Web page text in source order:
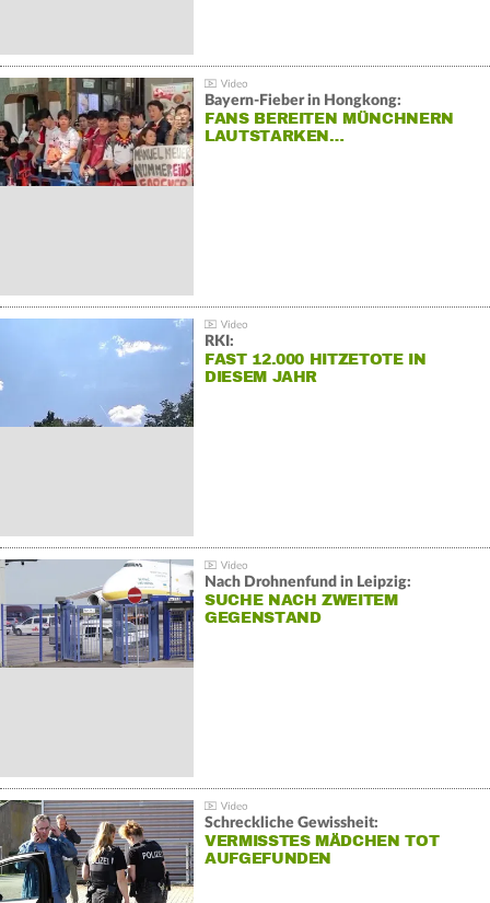
Bayern-Fieber in Hongkong:
FANS BEREITEN MÜNCHNERN
LAUTSTARKEN…
RKI:
FAST 12.000 HITZETOTE IN
DIESEM JAHR
Nach Drohnenfund in Leipzig:
SUCHE NACH ZWEITEM
GEGENSTAND
Schreckliche Gewissheit:
VERMISSTES MÄDCHEN TOT
AUFGEFUNDEN